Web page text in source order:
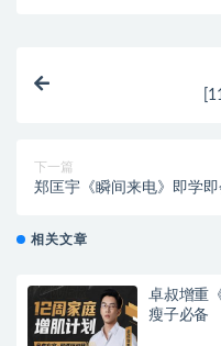
下一篇
郑匡宇《瞬间来电》即学
相关文章
卓叔增重
瘦子必备